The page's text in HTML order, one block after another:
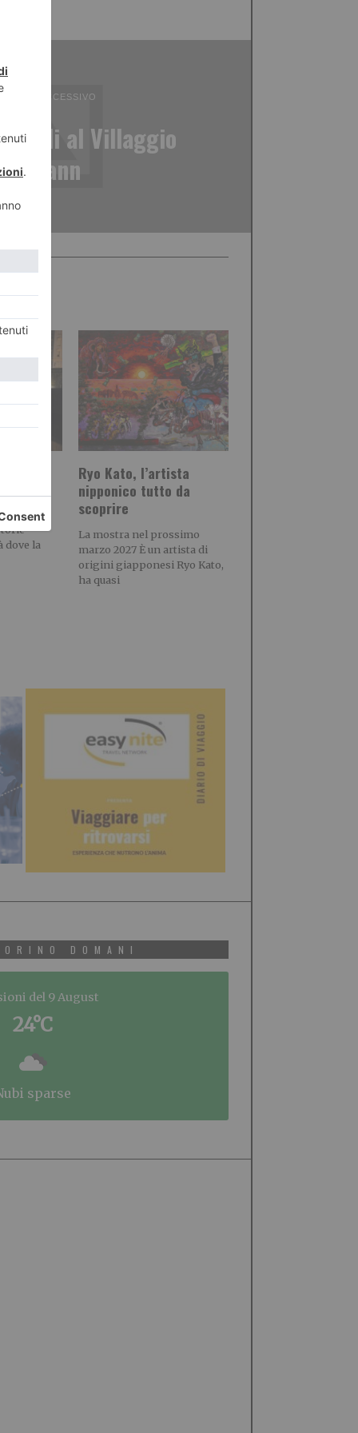
SUCCESSIVO
al Villaggio
miti,
dove la
Ryo Kato, l’artista
nipponico tutto da
scoprire
La mostra nel prossimo
marzo 2027 È un artista di
origini giapponesi Ryo Kato,
ha quasi
DOMANI
del 9 August
24°C
nubi sparse